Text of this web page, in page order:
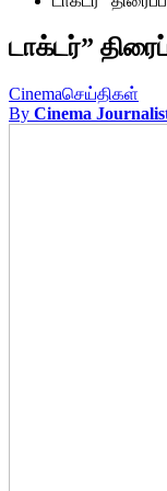
டாக்டர்”
Cinemaசெய்திகள்
By Cinema